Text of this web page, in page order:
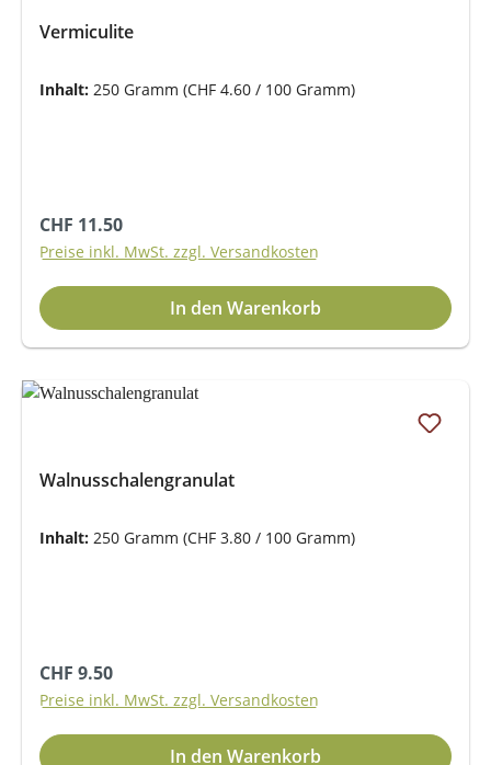
Vermiculite
Inhalt: 250 Gramm (CHF 4.60 / 100 Gramm)
Regulärer Preis:
CHF 11.50
Preise inkl. MwSt. zzgl. Versandkosten
In den Warenkorb
Walnusschalengranulat
Inhalt: 250 Gramm (CHF 3.80 / 100 Gramm)
Regulärer Preis:
CHF 9.50
Preise inkl. MwSt. zzgl. Versandkosten
In den Warenkorb